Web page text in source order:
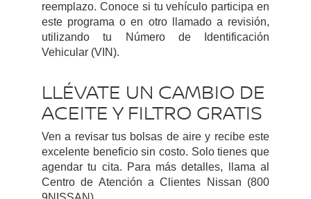
reemplazo. Conoce si tu vehículo participa en
este programa o en otro llamado a revisión,
utilizando tu Número de Identificación
Vehicular (VIN).
LLÉVATE UN CAMBIO DE
ACEITE Y FILTRO GRATIS
Ven a revisar tus bolsas de aire y recibe este
excelente beneficio sin costo. Solo tienes que
agendar tu cita. Para más detalles, llama al
Centro de Atención a Clientes Nissan (800